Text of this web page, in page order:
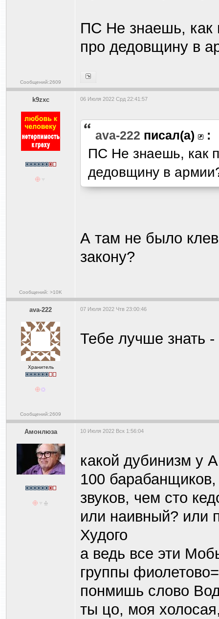
Сообщений:2609
ПС Не знаешь, как
про дедовщину в
k9zxc
Сообщений: >10K
06 Июля 2022 Срд 22:41:57
ava-222 писал(а) :
ПС Не знаешь, как
дедовщину в
А там не было
закону?
ava-222
Хранитель
Сообщений:2609
07 Июля 2022 Чтв 23:00:46
Тебе лучше знать
Амонлюза 10 Июля 2022 Вск 1:56:04
какой дубинизм у
100
звуков, чем сто
или наивный? или
Худого
а ведь все эти
группы
понмишь слово
ты цо, моя